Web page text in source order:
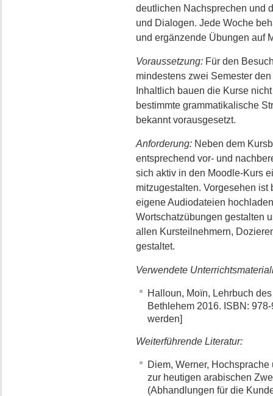
deutlichen Nachsprechen und
und Dialogen. Jede Woche
und ergänzende Übungen auf
Voraussetzung: Für den
mindestens zwei Semester
Inhaltlich bauen die Kurse
bestimmte grammatikalische
bekannt vorausgesetzt.
Anforderung: Neben dem
entsprechend vor- und
sich aktiv in den Moodle-Kurs
mitzugestalten. Vorgesehen
eigene Audiodateien
Wortschatzübungen gestalten
allen Kursteilnehmern,
gestaltet.
Verwendete
Halloun, Moïn, Lehrbuch
Bethlehem 2016. ISBN:
werden]
Weiterführende Literatur:
Diem, Werner,
zur heutigen arabischen
(Abhandlungen für die